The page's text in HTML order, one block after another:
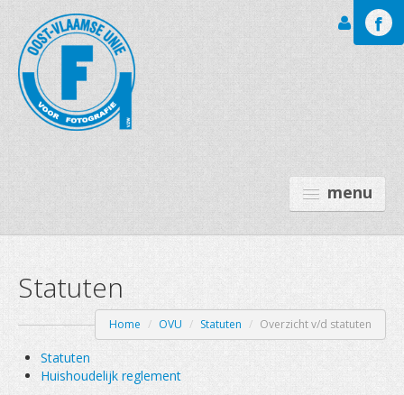
menu
GALERIJEN
LEO BAEKELAND FT
OVU
ACTIVITEITEN
Inloggen
Statuten
Home / OVU / Statuten / Overzicht v/d statuten
Statuten
Huishoudelijk reglement